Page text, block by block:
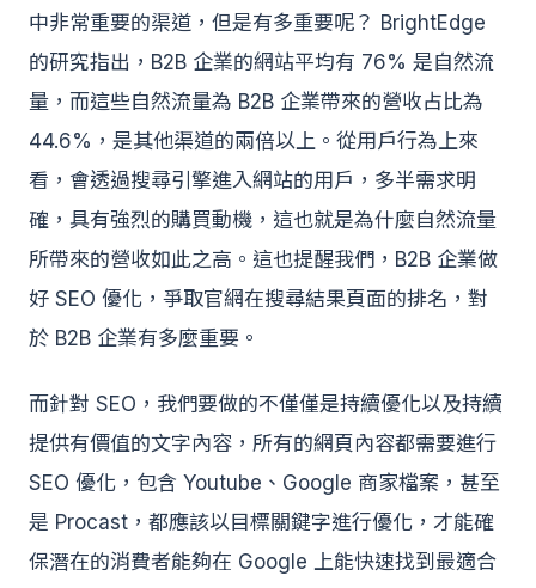
中非常重要的渠道，但是有多重要呢？ BrightEdge
的研究指出，B2B 企業的網站平均有 76% 是自然流
量，而這些自然流量為 B2B 企業帶來的營收占比為
44.6%，是其他渠道的兩倍以上。從用戶行為上來
看，會透過搜尋引擎進入網站的用戶，多半需求明
確，具有強烈的購買動機，這也就是為什麼自然流量
所帶來的營收如此之高。這也提醒我們，B2B 企業做
好 SEO 優化，爭取官網在搜尋結果頁面的排名，對
於 B2B 企業有多麼重要。
而針對 SEO，我們要做的不僅僅是持續優化以及持續
提供有價值的文字內容，所有的網頁內容都需要進行
SEO 優化，包含 Youtube、Google 商家檔案，甚至
是 Procast，都應該以目標關鍵字進行優化，才能確
保潛在的消費者能夠在 Google 上能快速找到最適合